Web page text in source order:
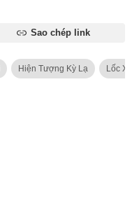
Sao chép link
Hiện Tượng Kỳ Lạ Lốc